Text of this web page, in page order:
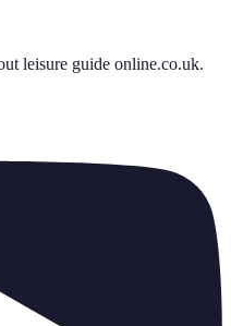
leisure guide online.co.uk.